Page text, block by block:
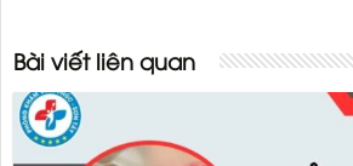
Bài viết liên quan